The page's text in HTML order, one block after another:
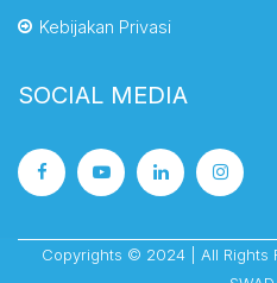
Kebijakan Privasi
SOCIAL MEDIA
Copyrights © 2024 | All Rights